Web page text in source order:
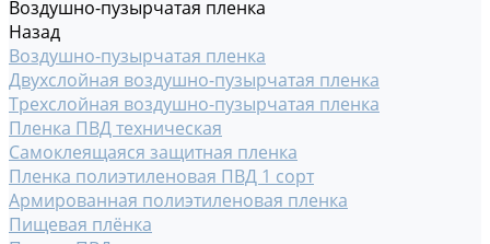
Воздушно-пузырчатая пленка
Назад
Воздушно-пузырчатая пленка
Двухслойная воздушно-пузырчатая пленка
Трехслойная воздушно-пузырчатая пленка
Пленка ПВД техническая
Самоклеящаяся защитная пленка
Пленка полиэтиленовая ПВД 1 сорт
Армированная полиэтиленовая пленка
Пищевая плёнка